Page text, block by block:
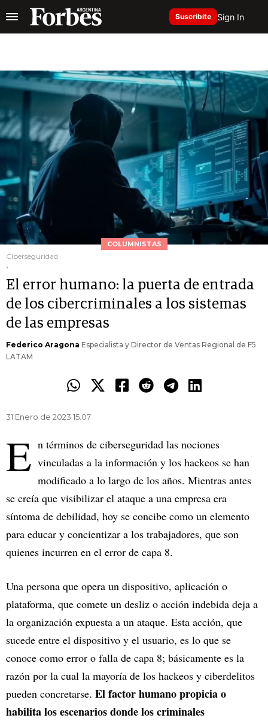
Suscribite Sign In
COLUMNISTAS
Ciberseguridad
.
El error humano: la puerta de entrada
de los cibercriminales a los sistemas
de las empresas
Federico Aragona Especialista y Director de Ventas Regional de F5
LATAM
31 Enero de 2023 15.07
E n términos de ciberseguridad las nociones
vinculadas a la información y los hackeos se han
modificado a lo largo de los años. Mientras antes
se creía que visibilizar el ataque a una empresa era
síntoma de debilidad, hoy se concibe como un elemento
para educar y concientizar a los trabajadores, que son
quienes incurren en el error de capa 8.
Una persona que opera un dispositivo, aplicación o
plataforma, que comete un desliz o acción indebida deja a
la organización expuesta a un ataque. Esta acción, que
sucede entre el dispositivo y el usuario, es lo que se
conoce como error o falla de capa 8; básicamente es la
razón por la cual la mayoría de los hackeos y ciberdelitos
pueden concretarse. El factor humano propicia o
habilita los escenarios donde los criminales